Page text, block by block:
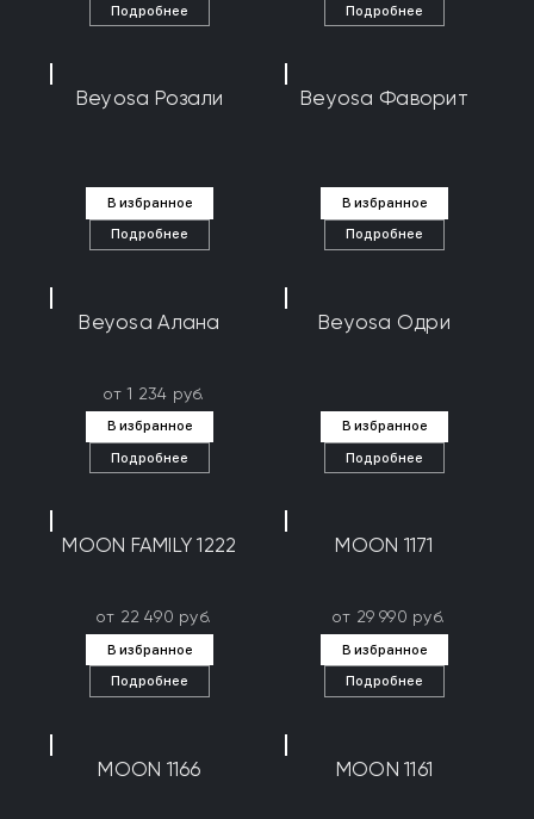
Подробнее
Подробнее
Beyosa Розали
В избранное
Подробнее
Beyosa Фаворит
В избранное
Подробнее
Beyosa Алана
от 1 234 руб.
В избранное
Подробнее
Beyosa Одри
В избранное
Подробнее
MOON FAMILY 1222
от 22 490 руб.
В избранное
Подробнее
MOON 1171
от 29 990 руб.
В избранное
Подробнее
MOON 1166 MOON 1161